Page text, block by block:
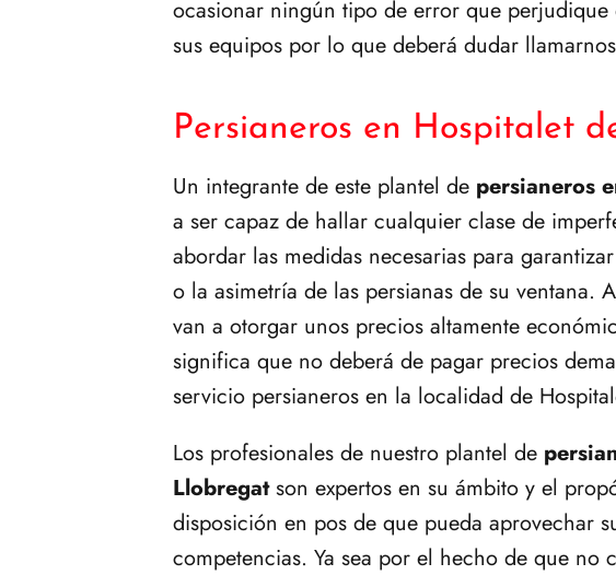
ocasionar ningún tipo de error que
sus equipos por lo que deberá dudar
Persianeros en Hospitalet
Un integrante de este plantel de persianeros
a ser capaz de hallar cualquier clase de
abordar las medidas necesarias para
o la asimetría de las persianas de su ventana.
van a otorgar unos precios altamente
significa que no deberá de pagar precios
servicio persianeros en la localidad de
Los profesionales de nuestro plantel de
Llobregatson expertos en su ámbito y el
disposición en pos de que pueda aprovechar
competencias. Ya sea por el hecho de que no